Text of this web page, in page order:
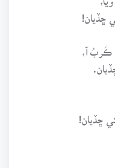
ڇڏيان!
آ،
ڇڏيان!